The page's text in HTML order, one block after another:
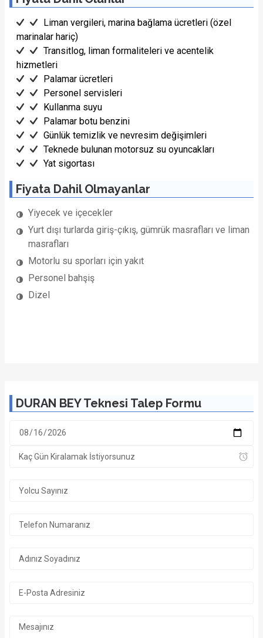
1/22 Fotoğraf
Liman vergileri, marina bağlama ücretleri (özel
marinalar hariç)
Transitlog, liman formaliteleri ve acentelik
hizmetleri
Palamar ücretleri
Personel servisleri
Kullanma suyu
Palamar botu benzini
Günlük temizlik ve nevresim değişimleri
Teknede bulunan motorsuz su oyuncakları
Yat sigortası
Fiyata Dahil Olmayanlar
Yiyecek ve içecekler
Yurt dışı turlarda giriş-çıkış, gümrük masrafları ve liman
masrafları
Motorlu su sporları için yakıt
Personel bahşiş
Dizel
DURAN BEY Teknesi Talep Formu